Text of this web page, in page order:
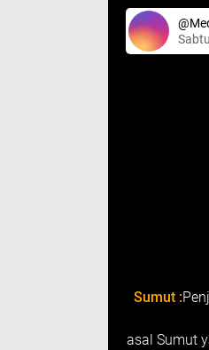
Sumut :
asal Sumut